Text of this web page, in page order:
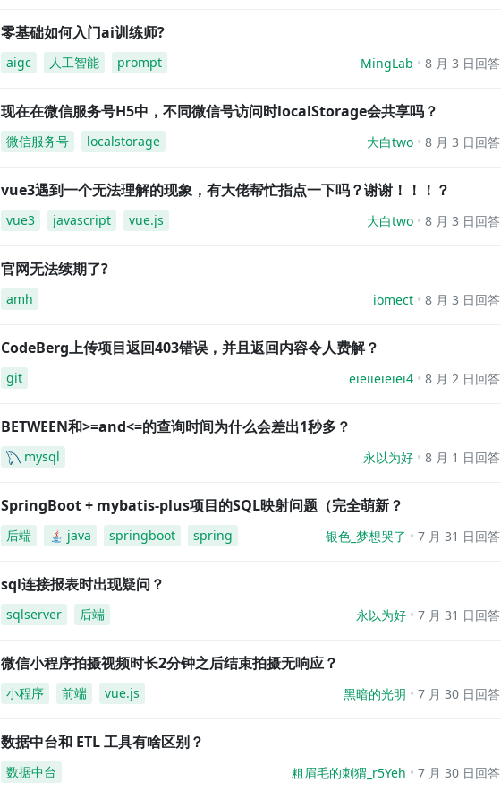
零基础如何入门ai训练师?
aigc 人工智能 prompt MingLab 8 月 3 日回答
现在在微信服务号H5中，不同微信号访问时localStorage会共享吗？
微信服务号 localstorage 大白two 8 月 3 日回答
vue3遇到一个无法理解的现象，有大佬帮忙指点一下吗？谢谢！！！？
vue3 javascript vue.js 大白two 8 月 3 日回答
官网无法续期了?
amh iomect 8 月 3 日回答
CodeBerg上传项目返回403错误，并且返回内容令人费解？
git eieiieieiei4 8 月 2 日回答
BETWEEN和>=and<=的查询时间为什么会差出1秒多？
mysql 永以为好 8 月 1 日回答
SpringBoot + mybatis-plus项目的SQL映射问题（完全萌新？
后端 java springboot spring 银色_梦想哭了 7 月 31 日回答
sql连接报表时出现疑问？
sqlserver 后端 永以为好 7 月 31 日回答
微信小程序拍摄视频时长2分钟之后结束拍摄无响应？
小程序 前端 vue.js 黑暗的光明 7 月 30 日回答
数据中台和 ETL 工具有啥区别？
数据中台 粗眉毛的刺猬_r5Yeh 7 月 30 日回答